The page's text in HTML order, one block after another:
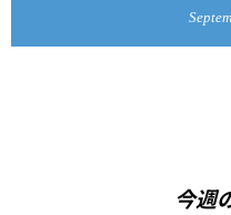
今週